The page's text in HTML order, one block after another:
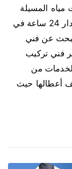
المسيلة
وفني تركيب مضخات المياه يعمل على مدار 24 ساعة في
عن فني
فني تركيب
من
أعطالها حيث